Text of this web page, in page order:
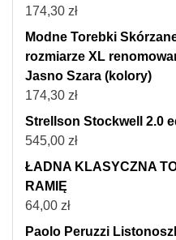
174,30 zł
Modne Torebki
rozmiarze XL
Jasno Szara (kolory)
174,30 zł
Strellson Stockwell 2.0
545,00 zł
ŁADNA KLASYCZNA
RAMIĘ
64,00 zł
Paolo Peruzzi